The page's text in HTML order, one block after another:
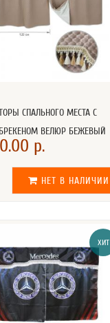
СПАЛЬНОГО МЕСТА С
ВЕЛЮР БЕЖЕВЫЙ
р.
НЕТ В НАЛИЧИИ
ХИТ